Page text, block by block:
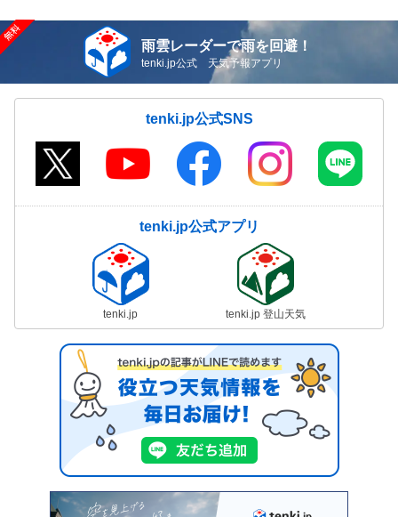
雨雲レーダーで雨を回避！
tenki.jp公式 天気予報アプリ
tenki.jp公式SNS
tenki.jp公式アプリ
tenki.jp tenki.jp 登山天気